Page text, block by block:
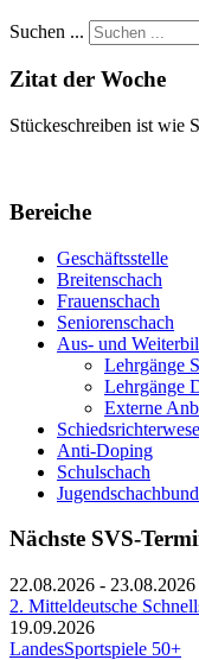
Suchen ...
Zitat der Woche
Stückeschreiben ist wie
Bereiche
Geschäftsstelle
Breitenschach
Frauenschach
Seniorenschach
Aus- und
Lehrgänge
Lehrgänge
Externe
Anti-Doping
Schulschach
Nächste SVS-
22.08.2026 - 23.08.2026
2. Mitteldeutsche
19.09.2026
LandesSportspiele 50+